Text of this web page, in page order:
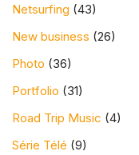
Netsurfing (43)
New business (26)
Photo (36)
Portfolio (31)
Road Trip Music (4)
Série Télé (9)